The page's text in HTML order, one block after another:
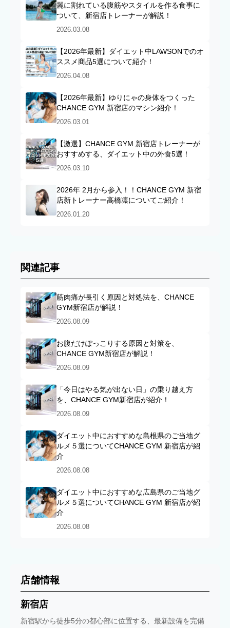
麗に割れている腹筋やスタイルを作る食事に
ついて、新宿店トレーナーが解説！
2026.03.08
【2026年最新】ダイエット中LAWSONでのオ
ススメ商品5選について紹介！
2026.04.08
【2026年最新】ゆりにゃの身体をつくった
CHANCE GYM 新宿店のマシン紹介！
2026.03.01
【激選】CHANCE GYM 新宿店トレーナーが
おすすめする、ダイエット中の外食5選！
2026.03.10
2026年 2月から参入！！CHANCE GYM 新宿
店新トレーナー高橋凛についてご紹介！
2026.01.20
関連記事
筋肉痛が長引く原因と対処法を、CHANCE
GYM新宿店が解説！
2026.08.09
お腹だけぽっこりする原因と対策を、
CHANCE GYM新宿店が解説！
2026.08.09
「今日はやる気が出ない日」の乗り越え方
を、CHANCE GYM新宿店が紹介！
2026.08.09
ダイエット中におすすめな島根県のご当地グ
ルメ５選についてCHANCE GYM 新宿店が紹
介
2026.08.08
ダイエット中におすすめな広島県のご当地グ
ルメ５選についてCHANCE GYM 新宿店が紹
介
2026.08.08
店舗情報
新宿店
新宿駅から徒歩5分の都心部に位置する、最新設備を完備